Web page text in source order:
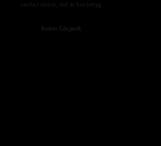
vecka i streck, det är bra betyg
Robin Görjevik